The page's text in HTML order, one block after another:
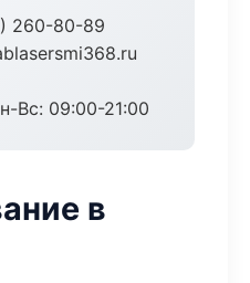
260-80-89
Вс: 09:00-21:00
в